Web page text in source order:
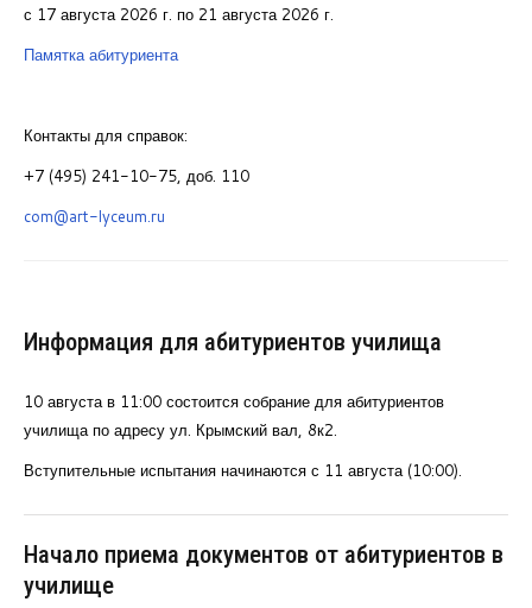
с 17 августа 2026 г. по 21 августа 2026 г.
Памятка абитуриента
Контакты для справок:
+7 (495) 241-10-75, доб. 110
com@art-lyceum.ru
Информация для абитуриентов училища
10 августа в 11:00 состоится собрание для абитуриентов
училища по адресу ул. Крымский вал, 8к2.
Вступительные испытания начинаются с 11 августа (10:00).
Начало приема документов от абитуриентов в
училище